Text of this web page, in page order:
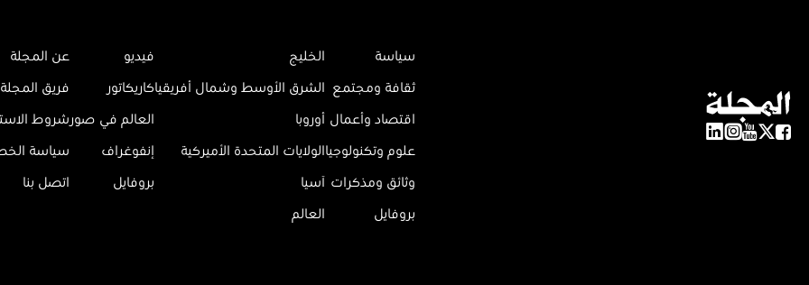
سياسة
ثقافة ومجتمع
اقتصاد وأعمال
علوم وتكنولوجيا
وثائق ومذكرات
بروفايل
الخليج
الشرق الأوسط وشمال أفريقيا
أوروبا
الولايات المتحدة الأميركية
آسيا
العالم
فيديو
كاريكاتور
العالم في صور
إنفوغراف
بروفايل
عن المجلة
فريق المجلة
شروط
سياسة
اتصل بنا